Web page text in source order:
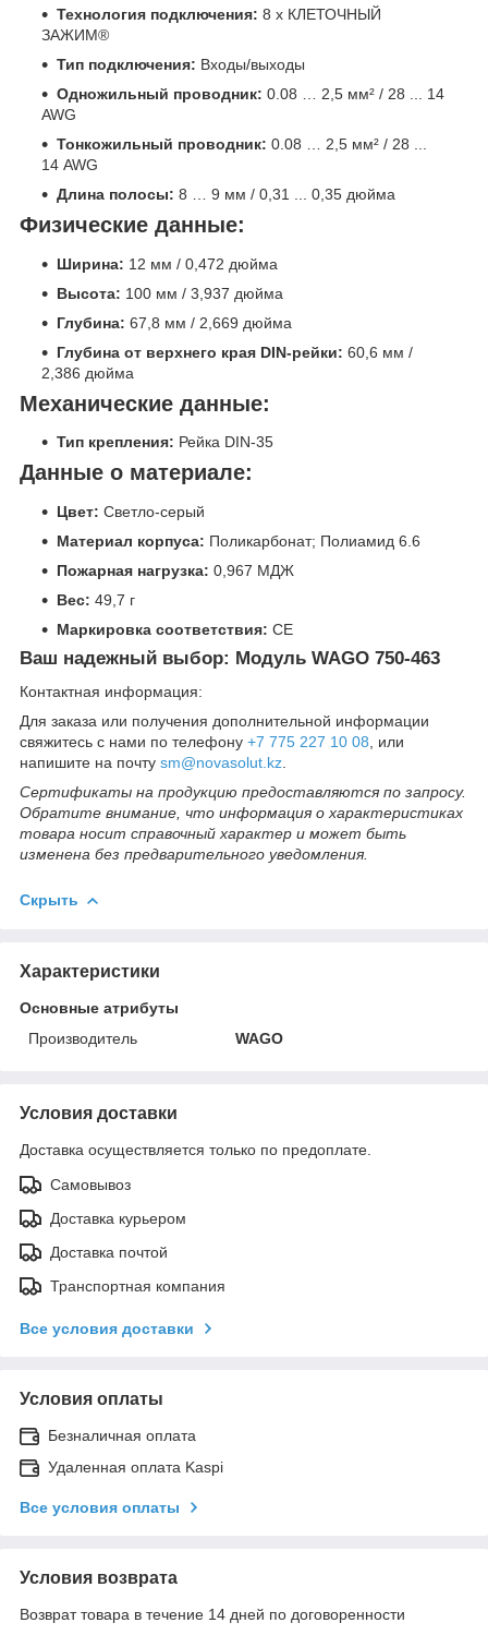
Технология подключения: 8 х КЛЕТОЧНЫЙ
ЗАЖИМ®
Тип подключения: Входы/выходы
Одножильный проводник: 0.08 … 2,5 мм² / 28 ... 14
AWG
Тонкожильный проводник: 0.08 … 2,5 мм² / 28 ...
14 AWG
Длина полосы: 8 … 9 мм / 0,31 ... 0,35 дюйма
Физические данные:
Ширина: 12 мм / 0,472 дюйма
Высота: 100 мм / 3,937 дюйма
Глубина: 67,8 мм / 2,669 дюйма
Глубина от верхнего края DIN-рейки: 60,6 мм /
2,386 дюйма
Механические данные:
Тип крепления: Рейка DIN-35
Данные о материале:
Цвет: Светло-серый
Материал корпуса: Поликарбонат; Полиамид 6.6
Пожарная нагрузка: 0,967 МДЖ
Вес: 49,7 г
Маркировка соответствия: СЕ
Ваш надежный выбор: Модуль WAGO 750-463
Контактная информация:
Для заказа или получения дополнительной информации
свяжитесь с нами по телефону +7 775 227 10 08 , или
напишите на почту sm@novasolut.kz
Сертификаты на продукцию предоставляются по запросу.
Обратите внимание, что информация о характеристиках
товара носит справочный характер и может быть
изменена без предварительного уведомления.
Скрыть
Характеристики
Основные атрибуты
Производитель
WAGO
Условия доставки
Доставка осуществляется только по предоплате.
Самовывоз
Доставка курьером
Доставка почтой
Транспортная компания
Все условия доставки
Условия оплаты
Безналичная оплата
Удаленная оплата Kaspi
Все условия оплаты
Условия возврата
Возврат товара в течение 14 дней по договоренности